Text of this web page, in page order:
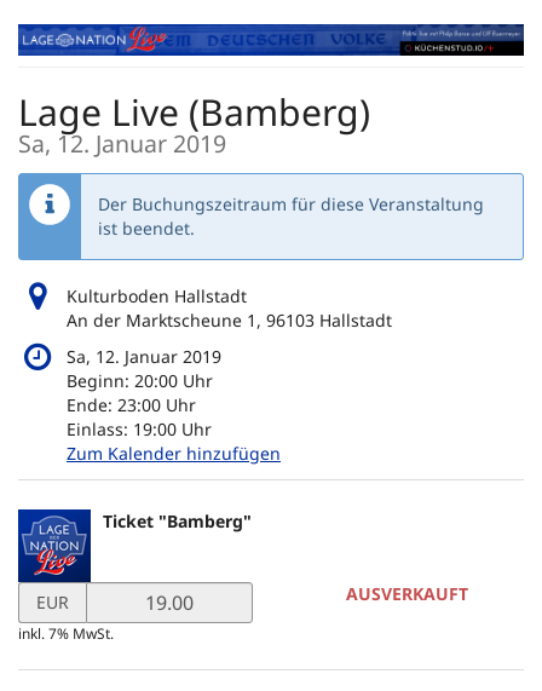
Zum
Haupt-
springen
Lage Live (Bamberg)
Sa, 12. Januar 2019
Der Buchungszeitraum für diese Veranstaltung
ist beendet.
Kulturboden Hallstadt
An der Marktscheune 1, 96103 Hallstadt
Sa, 12. Januar 2019
Beginn: 20:00 Uhr
Ende: 23:00 Uhr
Einlass: 19:00 Uhr
Zum Kalender hinzufügen
Produkte
Unkategorisierte
Produkte
Ticket "Bamberg"
Preis
in
EUR
für
EUR
inkl. 7% MwSt.
AUSVERKAUFT